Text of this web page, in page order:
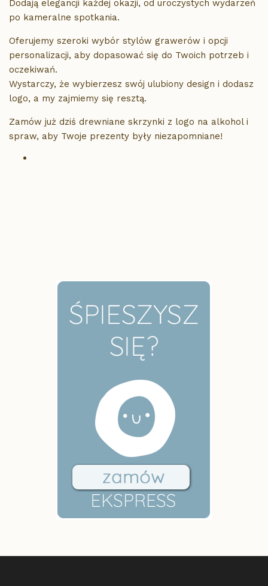
Dodają elegancji każdej okazji, od uroczystych wydarzeń
po kameralne spotkania.
Oferujemy szeroki wybór stylów grawerów i opcji
personalizacji, aby dopasować się do Twoich potrzeb i
oczekiwań.
Wystarczy, że wybierzesz swój ulubiony design i dodasz
logo, a my zajmiemy się resztą.
Zamów już dziś drewniane skrzynki z logo na alkohol i
spraw, aby Twoje prezenty były niezapomniane!